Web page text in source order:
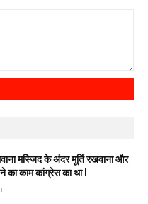
मस्जिद के अंदर मूर्ति रखवाना और
का काम कांग्रेस का था l